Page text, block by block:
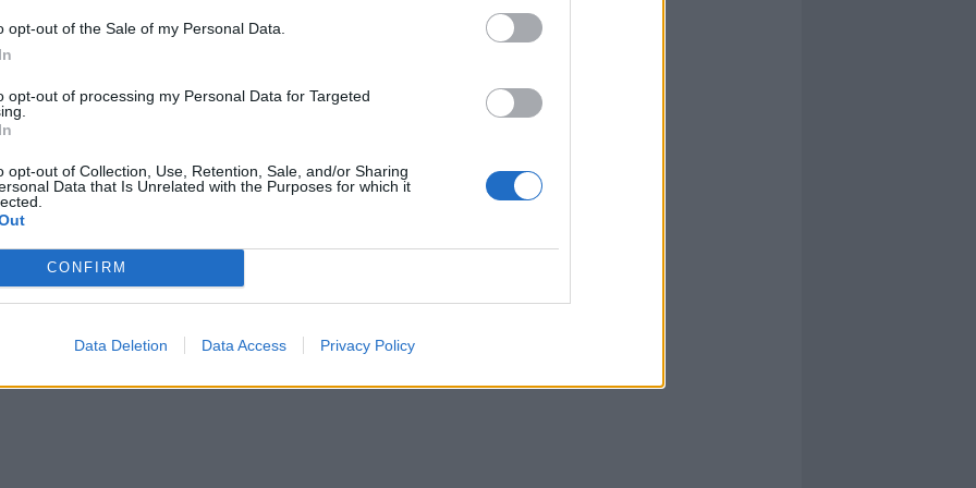
opt-out of the Sale of my Personal Data.
opt-out of processing my Personal Data for Targeted
opt-out of Collection, Use, Retention, Sale, and/or Sharing
Data that Is Unrelated with the Purposes for which it
CONFIRM
Data Deletion Data Access Privacy Policy
famiglie in difficoltà. Da questa
le difficoltà, l'area verrà presidiata